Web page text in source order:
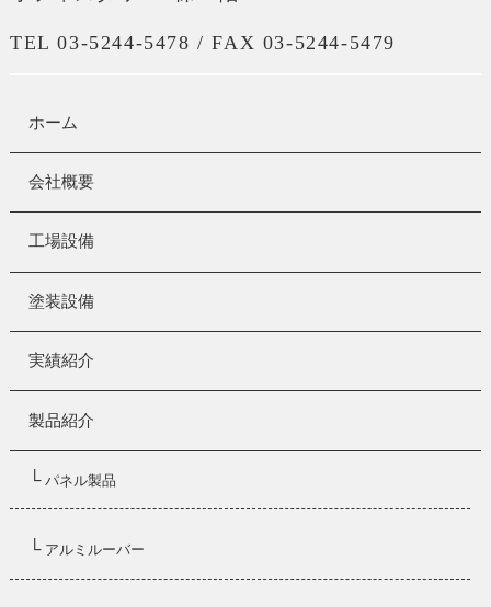
TEL 03-5244-5478 / FAX 03-5244-5479
ホーム
会社概要
工場設備
塗装設備
実績紹介
製品紹介
└ パネル製品
└ アルミルーバー